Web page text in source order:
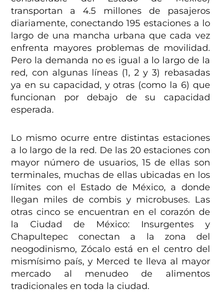
transportan a 4.5 millones de pasajeros
diariamente, conectando 195 estaciones a lo
largo de una mancha urbana que cada vez
enfrenta mayores problemas de movilidad.
Pero la demanda no es igual a lo largo de la
red, con algunas líneas (1, 2 y 3) rebasadas
ya en su capacidad, y otras (como la 6) que
funcionan por debajo de su capacidad
esperada.
Lo mismo ocurre entre distintas estaciones
a lo largo de la red. De las 20 estaciones con
mayor número de usuarios, 15 de ellas son
terminales, muchas de ellas ubicadas en los
límites con el Estado de México, a donde
llegan miles de combis y microbuses. Las
otras cinco se encuentran en el corazón de
la Ciudad de México: Insurgentes y
Chapultepec conectan a la zona del
neogodinismo, Zócalo está en el centro del
mismísimo país, y Merced te lleva al mayor
mercado al menudeo de alimentos
tradicionales en toda la ciudad.